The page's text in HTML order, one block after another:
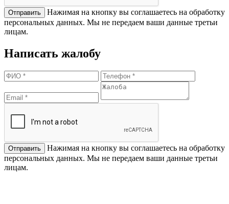
Нажимая на кнопку вы соглашаетесь на обработку
персональных данных. Мы не передаем ваши данные третьи
лицам.
Написать жалобу
Нажимая на кнопку вы соглашаетесь на обработку
персональных данных. Мы не передаем ваши данные третьи
лицам.